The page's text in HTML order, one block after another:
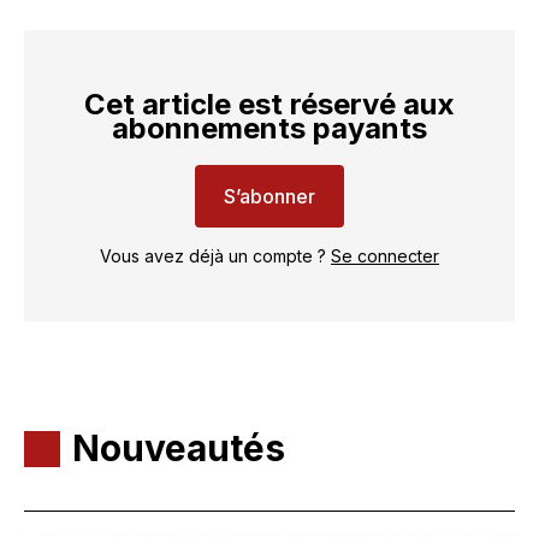
Cet article est réservé aux
abonnements payants
S’abonner
Vous avez déjà un compte ? Se connecter
Nouveautés